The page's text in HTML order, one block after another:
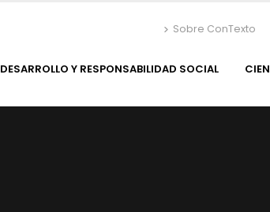
Sobre ConTexto
DESARROLLO Y RESPONSABILIDAD SOCIAL